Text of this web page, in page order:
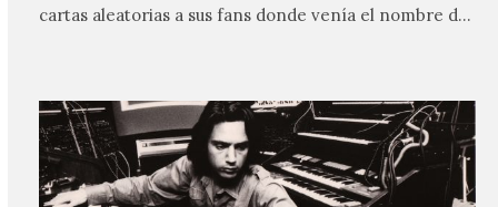
cartas aleatorias a sus fans donde venía el nombre de